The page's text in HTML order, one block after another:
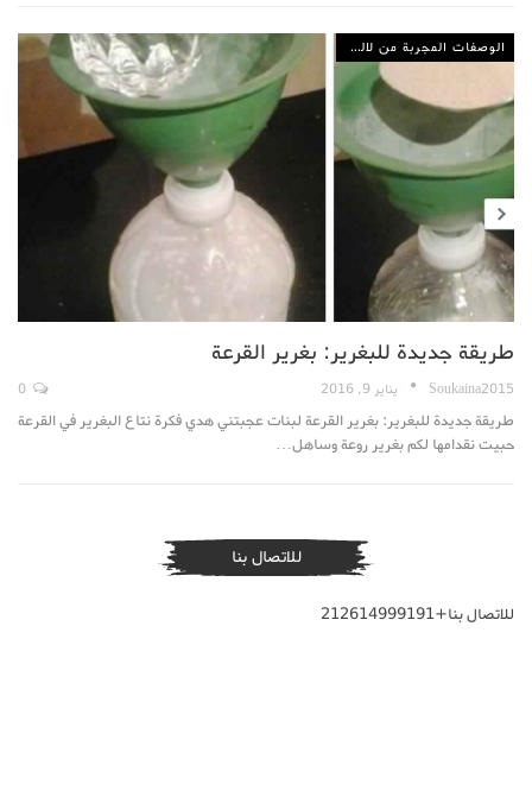
الوصفات المجربة من لالة مولاتي
طريقة جديدة للبغرير: بغرير القرعة
Soukaina2015 يناير 9, 2016
طريقة جديدة للبغرير: بغرير القرعة لبنات عجبتني هدي فكرة نتاع البغرير في القرعة
حبيت نقدامها لكم بغرير روعة وساهل…
للاتصال بنا
للاتصال بنا+212614999191